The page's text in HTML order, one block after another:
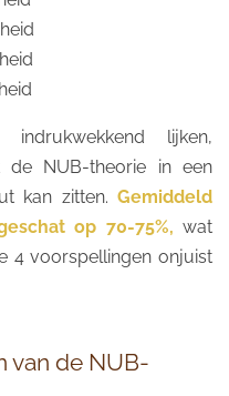
lijken,
NUB-theorie in een
kan zitten. Gemiddeld
op 70-75%, wat
4 voorspellingen onjuist
van de NUB-